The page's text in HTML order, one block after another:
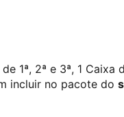
1ª, 2ª e 3ª, 1 Caixa
incluir no pacote do